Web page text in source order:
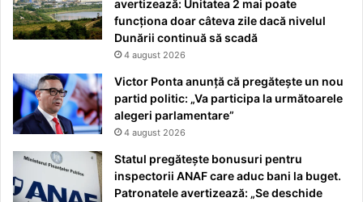
avertizează: Unitatea 2 mai poate
funcționa doar câteva zile dacă nivelul
Dunării continuă să scadă
4 august 2026
Victor Ponta anunță că pregătește un nou
partid politic: „Va participa la următoarele
alegeri parlamentare”
4 august 2026
Statul pregătește bonusuri pentru
inspectorii ANAF care aduc bani la buget.
Patronatele avertizează: „Se deschide